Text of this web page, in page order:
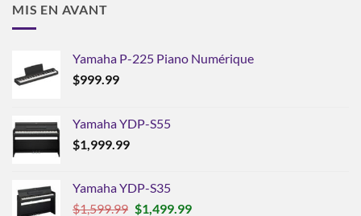
MIS EN AVANT
Yamaha P-225 Piano Numérique
$999.99
Yamaha YDP-S55
$1,999.99
Yamaha YDP-S35
$1,599.99 Le
$1,499.99Le